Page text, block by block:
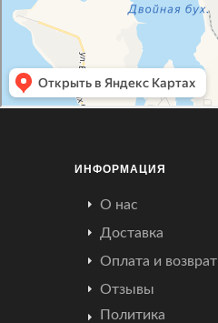
ИНФОРМАЦИЯ
О нас
Доставка
Оплата и возврат
Отзывы
Политика